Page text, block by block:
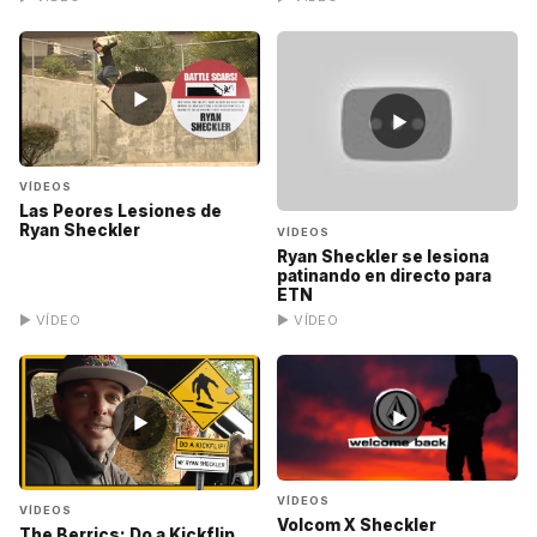
▶
VÍDEOS
Las Peores Lesiones de
Ryan Sheckler
▶ VÍDEO
▶
VÍDEOS
Ryan Sheckler se lesiona
patinando en directo para
ETN
▶ VÍDEO
▶
VÍDEOS
▶
VÍDEOS
Volcom X Sheckler